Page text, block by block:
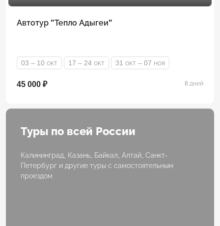
Автотур "Тепло Адыгеи"
03 – 10 окт 17 – 24 окт 31 окт – 07 ноя
45 000 ₽ 8 дней
Туры по всей России
Калининград, Казань, Байкал, Алтай, Санкт-
Петербург и другие туры с самостоятельным
проездом